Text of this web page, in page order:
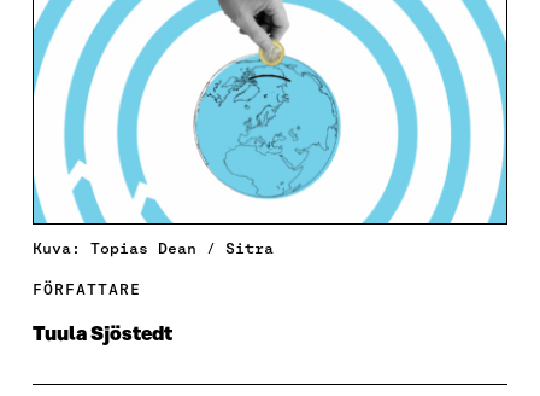
Kuva: Topias Dean / Sitra
FÖRFATTARE
Tuula Sjöstedt